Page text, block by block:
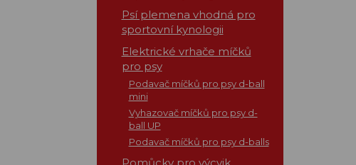
Psí plemena vhodná pro
sportovní kynologii
Elektrické vrhače míčků
pro psy
Podavač míčků pro psy d-ball
mini
Vyhazovač míčků pro psy d-
ball UP
Podavač míčků pro psy d-balls
Pomůcky pro výcvik